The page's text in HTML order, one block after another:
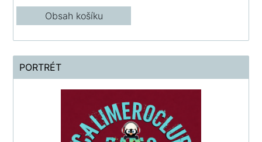
Obsah košíku
PORTRÉT